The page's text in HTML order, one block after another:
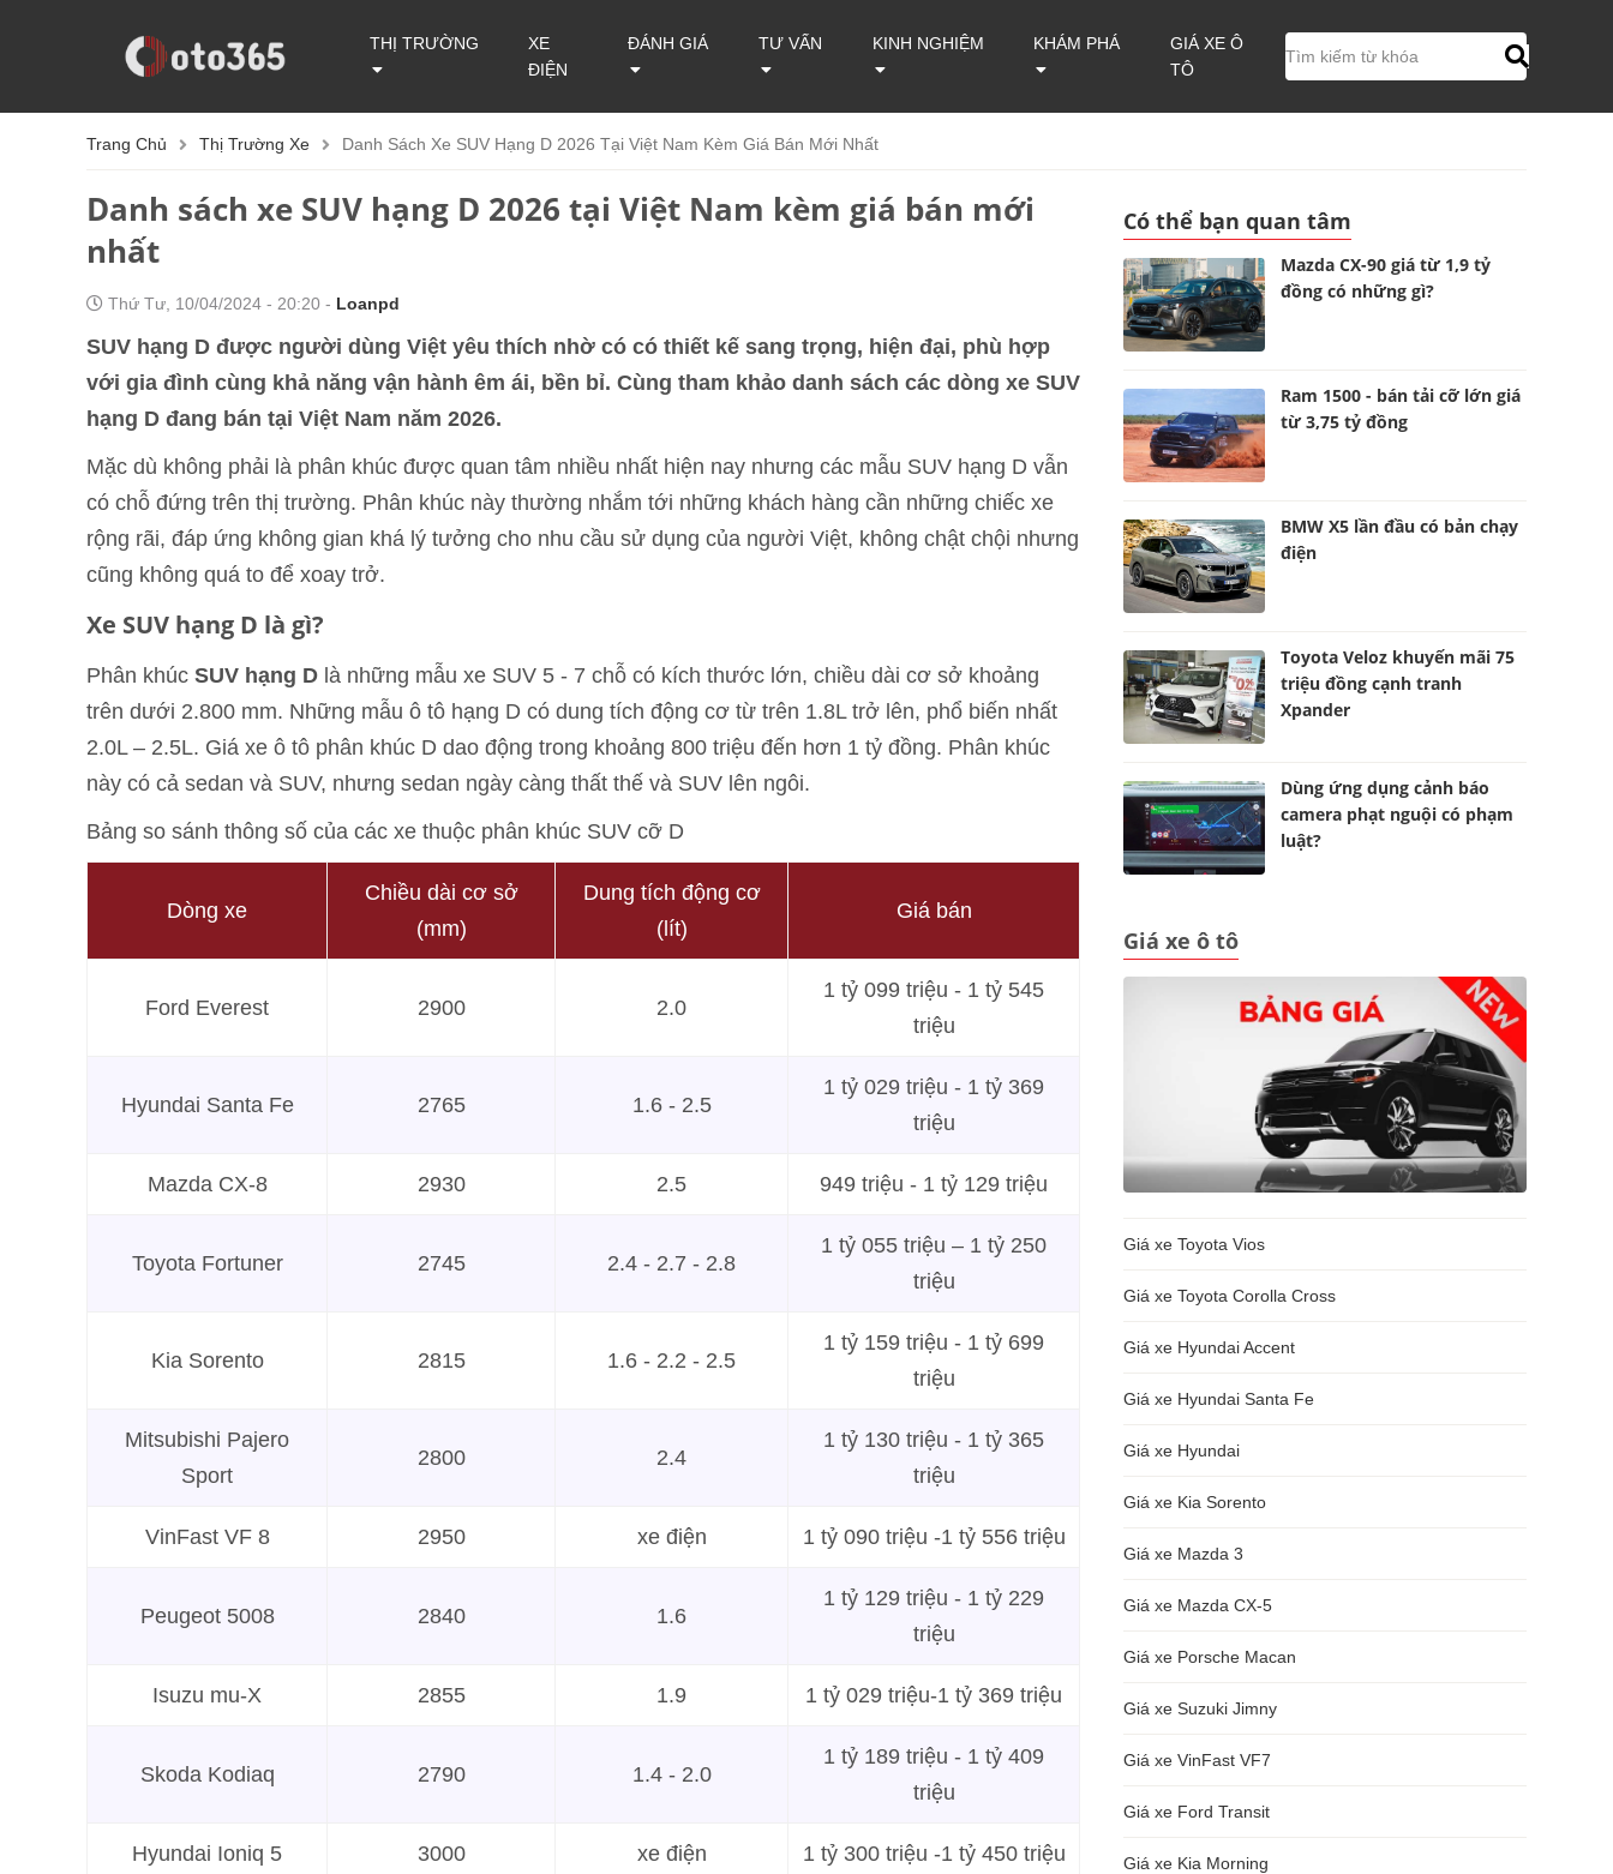
THỊ TRƯỜNG
XE
ĐIỆN
ĐÁNH GIÁ TƯ VẤN KINH NGHIỆM KHÁM PHÁ
GIÁ XE Ô
TÔ
Trang Chủ Thị Trường Xe Danh Sách Xe SUV Hạng D 2026 Tại Việt Nam Kèm Giá Bán Mới Nhất
Danh sách xe SUV hạng D 2026 tại Việt Nam kèm giá bán mới
nhất
Thứ Tư, 10/04/2024 - 20:20 - Loanpd
SUV hạng D được người dùng Việt yêu thích nhờ có có thiết kế sang trọng, hiện đại, phù hợp
với gia đình cùng khả năng vận hành êm ái, bền bỉ. Cùng tham khảo danh sách các dòng xe SUV
hạng D đang bán tại Việt Nam năm 2026.
Mặc dù không phải là phân khúc được quan tâm nhiều nhất hiện nay nhưng các mẫu SUV hạng D vẫn
có chỗ đứng trên thị trường. Phân khúc này thường nhắm tới những khách hàng cần những chiếc xe
rộng rãi, đáp ứng không gian khá lý tưởng cho nhu cầu sử dụng của người Việt, không chật chội nhưng
cũng không quá to để xoay trở.
Xe SUV hạng D là gì?
Phân khúc SUV hạng D là những mẫu xe SUV 5 - 7 chỗ có kích thước lớn, chiều dài cơ sở khoảng
trên dưới 2.800 mm. Những mẫu ô tô hạng D có dung tích động cơ từ trên 1.8L trở lên, phổ biến nhất
2.0L – 2.5L. Giá xe ô tô phân khúc D dao động trong khoảng 800 triệu đến hơn 1 tỷ đồng. Phân khúc
này có cả sedan và SUV, nhưng sedan ngày càng thất thế và SUV lên ngôi.
Bảng so sánh thông số của các xe thuộc phân khúc SUV cỡ D
Dòng xe
Chiều dài cơ sở
(mm)
Dung tích động cơ
(lít)
Giá bán
Ford Everest 2900 2.0
1 tỷ 099 triệu - 1 tỷ 545
triệu
Hyundai Santa Fe 2765 1.6 - 2.5
1 tỷ 029 triệu - 1 tỷ 369
triệu
Mazda CX-8 2930 2.5 949 triệu - 1 tỷ 129 triệu
Toyota Fortuner 2745 2.4 - 2.7 - 2.8
1 tỷ 055 triệu – 1 tỷ 250
triệu
Kia Sorento 2815 1.6 - 2.2 - 2.5
1 tỷ 159 triệu - 1 tỷ 699
triệu
Mitsubishi Pajero
Sport
2800 2.4
1 tỷ 130 triệu - 1 tỷ 365
triệu
VinFast VF 8 2950 xe điện 1 tỷ 090 triệu -1 tỷ 556 triệu
Peugeot 5008 2840 1.6
1 tỷ 129 triệu - 1 tỷ 229
triệu
Isuzu mu-X 2855 1.9 1 tỷ 029 triệu-1 tỷ 369 triệu
Skoda Kodiaq 2790 1.4 - 2.0
1 tỷ 189 triệu - 1 tỷ 409
triệu
Hyundai Ioniq 5 3000 xe điện 1 tỷ 300 triệu -1 tỷ 450 triệu
Có thể bạn quan tâm
Mazda CX-90 giá từ 1,9 tỷ
đồng có những gì?
Ram 1500 - bán tải cỡ lớn giá
từ 3,75 tỷ đồng
BMW X5 lần đầu có bản chạy
điện
Toyota Veloz khuyến mãi 75
triệu đồng cạnh tranh
Xpander
Dùng ứng dụng cảnh báo
camera phạt nguội có phạm
luật?
Giá xe ô tô
Giá xe Toyota Vios
Giá xe Toyota Corolla Cross
Giá xe Hyundai Accent
Giá xe Hyundai Santa Fe
Giá xe Hyundai
Giá xe Kia Sorento
Giá xe Mazda 3
Giá xe Mazda CX-5
Giá xe Porsche Macan
Giá xe Suzuki Jimny
Giá xe VinFast VF7
Giá xe Ford Transit
Giá xe Kia Morning